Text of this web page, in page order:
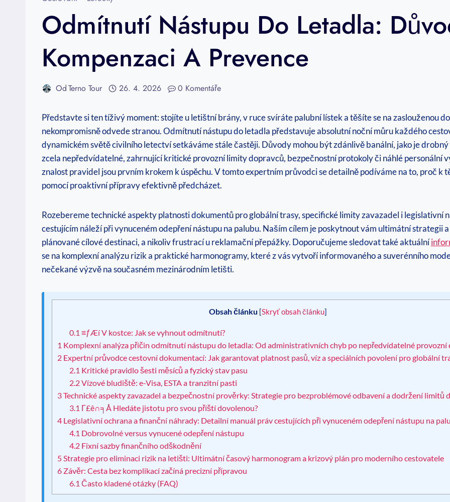
Odmítnutí Nástupu Do Letadla:
Kompenzaci A Prevence
OdTerno Tour 26. 4. 2026 0 Komentáře
Představte si ten tíživý moment: stojíte u letištní brány, v ruce svíráte palubní lístek a těšíte se na zaslouženou
nekompromisně odvede stranou. Odmítnutí nástupu do letadla představuje absolutní noční můru každého
dynamickém světě civilního letectví setkáváme stále častěji. Důvody mohou být zdánlivě banální, jako je
zcela nepředvídatelné, zahrnující kritické provozní limity dopravců, bezpečnostní protokoly či náhlé personální
znalost pravidel jsou prvním krokem k úspěchu. V tomto expertním průvodci se detailně podíváme na to, proč k
pomocí proaktivní přípravy efektivně předcházet.
Rozebereme technické aspekty platnosti dokumentů pro globální trasy, specifické limity zavazadel i legislativní
cestujícím náleží při vynuceném odepření nástupu na palubu. Naším cílem je poskytnout vám ultimátní strategii
plánované cílové destinaci, a nikoliv frustrací u reklamační přepážky. Doporučujeme sledovat také aktuální
se na komplexní analýzu rizik a praktické harmonogramy, které z vás vytvoří informovaného a suverénního
nečekané výzvě na současném mezinárodním letišti.
Obsah článku [Skryť obsah článku]
0.1 ≡ƒÆí V kostce: Jak se vyhnout odmítnutí?
1 Komplexní analýza příčin odmítnutí nástupu do letadla: Od administrativních chyb po nepředvídatelné provozní
2 Expertní průvodce cestovní dokumentací: Jak garantovat platnost pasů, víz a speciálních povolení pro globální
2.1 Kritické pravidlo šesti měsíců a fyzický stav pasu
2.2Vízové bludiště: e-Visa, ESTA a tranzitní pasti
3Technické aspekty zavazadel a bezpečnostní prověrky: Strategie pro bezproblémové odbavení a dodržení limitů
3.1 Γ£ê∩╕Å Hledáte jistotu pro svou příští dovolenou?
4 Legislativní ochrana a finanční náhrady: Detailní manuál práv cestujících při vynuceném odepření nástupu na
4.1 Dobrovolné versus vynucené odepření nástupu
4.2 Fixní sazby finančního odškodnění
5 Strategie pro eliminaci rizik na letišti: Ultimátní časový harmonogram a krizový plán pro moderního cestovatele
6 Závěr: Cesta bez komplikací začíná precizní přípravou
6.1 Často kladené otázky (FAQ)